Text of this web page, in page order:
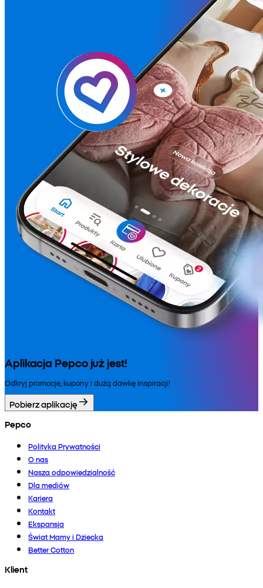
Aplikacja Pepco już jest!
Odkryj promocje, kupony i dużą dawkę inspiracji!
Pobierz aplikację
Pepco
Polityka Prywatności
O nas
Nasza odpowiedzialność
Dla mediów
Kariera
Kontakt
Ekspansja
Świat Mamy i Dziecka
Better Cotton
Klient